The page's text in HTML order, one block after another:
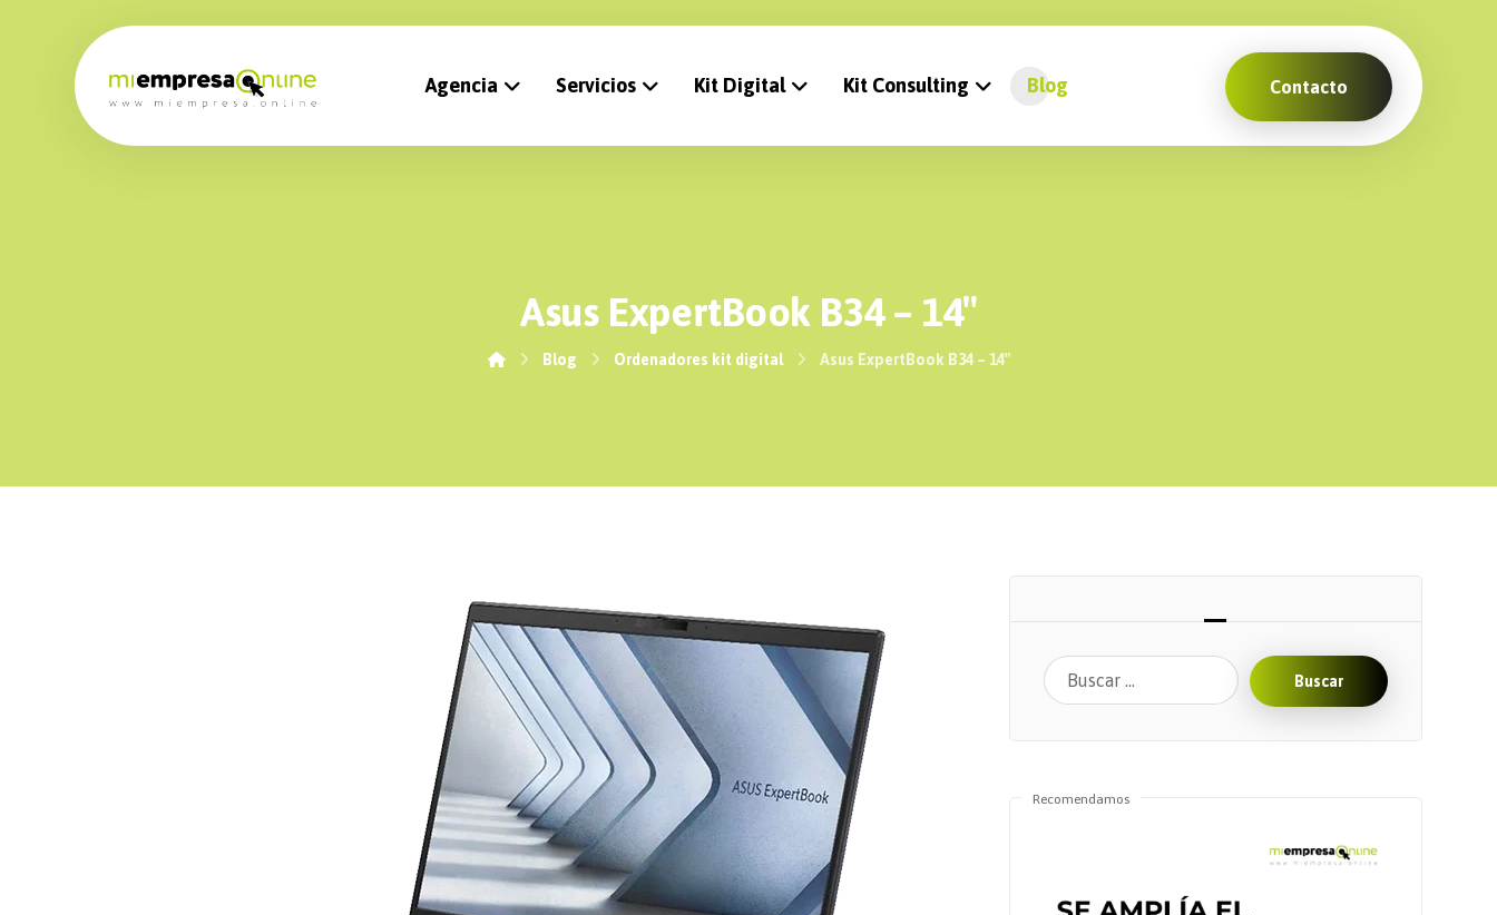
Agencia Servicios Kit Digital Kit Consulting Blog Contacto
Asus ExpertBook B34 – 14″
Blog Ordenadores kit digital Asus ExpertBook B34 – 14″
Buscar
Recomendamos